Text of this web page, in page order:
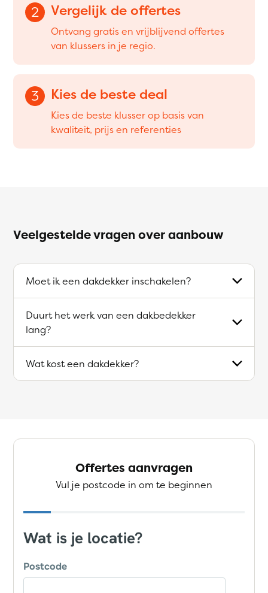
2 Vergelijk de offertes
Ontvang gratis en vrijblijvend offertes
van klussers in je regio.
3 Kies de beste deal
Kies de beste klusser op basis van
kwaliteit, prijs en referenties
Veelgestelde vragen over aanbouw
Moet ik een dakdekker inschakelen?
Duurt het werk van een dakbedekker
lang?
Wat kost een dakdekker?
Offertes aanvragen
Vul je postcode in om te beginnen